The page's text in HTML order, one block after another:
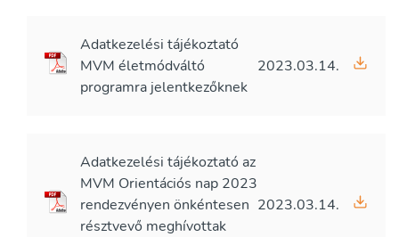
Adatkezelési tájékoztató
MVM életmódváltó
programra jelentkezőknek
2023.03.14.
Adatkezelési tájékoztató az
MVM Orientációs nap 2023
rendezvényen önkéntesen
résztvevő meghívottak
2023.03.14.